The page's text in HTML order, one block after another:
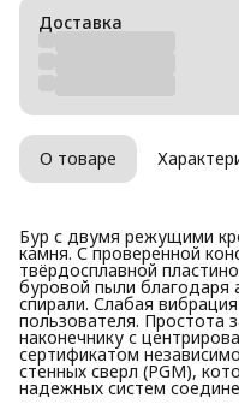
Доставка
О товаре
Бур с двумя режущими
камня. С проверенной
твёрдосплавной
буровой пыли благодаря
спирали. Слабая
пользователя. Простота
наконечнику с
сертификатом
стенных сверл (PGM),
надежных систем